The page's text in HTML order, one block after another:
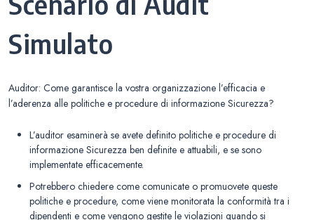
Simulato
Auditor: Come garantisce la vostra organizzazione l’efficacia e
l’aderenza alle politiche e procedure di informazione Sicurezza?
L’auditor esaminerà se avete definito politiche e procedure di
informazione Sicurezza ben definite e attuabili, e se sono
implementate efficacemente.
Potrebbero chiedere come comunicate o promuovete queste
politiche e procedure, come viene monitorata la conformità tra i
dipendenti e come vengono gestite le violazioni quando si